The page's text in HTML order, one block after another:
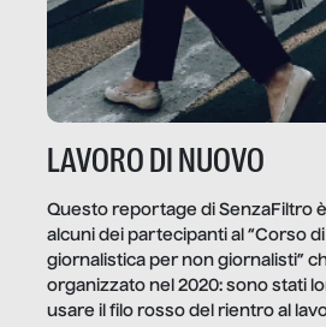
LAVORO DI NUOVO
Questo reportage di SenzaFiltro
alcuni dei partecipanti al “Corso
giornalistica per non giornalisti”
organizzato nel 2020: sono stati
usare il filo rosso del rientro al